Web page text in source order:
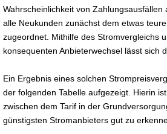
Wahrscheinlichkeit von Zahlungsausfällen
alle Neukunden zunächst dem etwas
zugeordnet. Mithilfe des Stromvergleichs
konsequenten Anbieterwechsel lässt sich
Ein Ergebnis eines solchen
der folgenden Tabelle aufgezeigt. Hierin
zwischen dem Tarif in der
günstigsten Stromanbieters gut zu